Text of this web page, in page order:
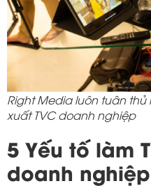
Right Media luôn tuân
xuất TVC doanh nghiệp
5 Yếu tố làm
doanh